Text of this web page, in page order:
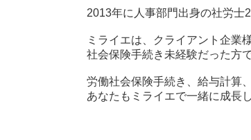
2013年に人事部門出身の社労士
ミライエは、クライアント企業
社会保険手続き未経験だった方
労働社会保険手続き、給与計算
あなたもミライエで一緒に成長